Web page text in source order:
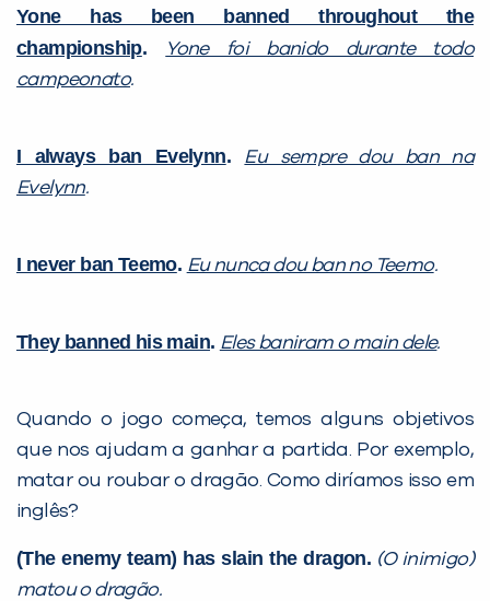
Yone has been banned throughout the
championship.
Yone foi banido durante todo
campeonato.
I always ban Evelynn. Eu sempre dou ban na
Evelynn.
I never ban Teemo. Eu nunca dou ban no Teemo.
They banned his main. Eles baniram o main dele.
Quando o jogo começa, temos alguns objetivos
que nos ajudam a ganhar a partida. Por exemplo,
matar ou roubar o dragão. Como diríamos isso em
inglês?
(The enemy team) has slain the dragon. (O inimigo)
matou o dragão.